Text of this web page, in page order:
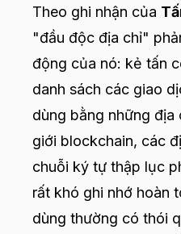
Theo ghi nhận của
"đầu độc địa chỉ"
động của nó: kẻ tấn
danh sách các giao
dùng bằng những địa
giới blockchain, các
chuỗi ký tự thập lục
rất khó ghi nhớ hoàn
dùng thường có thói